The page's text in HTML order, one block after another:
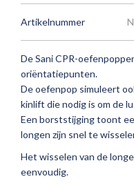
Artikelnummer
De Sani CPR-
oriëntatiepunten.
De oefenpop simuleert
kinlift die nodig is om de
Een borststijging toont
longen zijn snel te
Het wisselen van de
eenvoudig.